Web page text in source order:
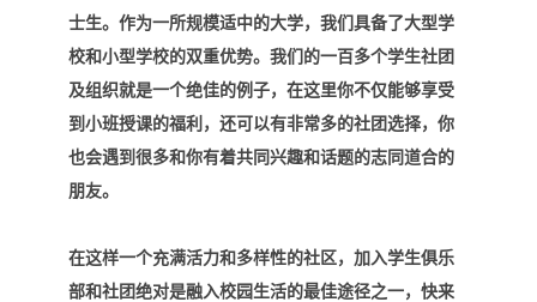
士生。作为一所规模适中的大学，我们具备了大型学
校和小型学校的双重优势。我们的一百多个学生社团
及组织就是一个绝佳的例子，在这里你不仅能够享受
到小班授课的福利，还可以有非常多的社团选择，你
也会遇到很多和你有着共同兴趣和话题的志同道合的
朋友。
在这样一个充满活力和多样性的社区，加入学生俱乐
部和社团绝对是融入校园生活的最佳途径之一，快来